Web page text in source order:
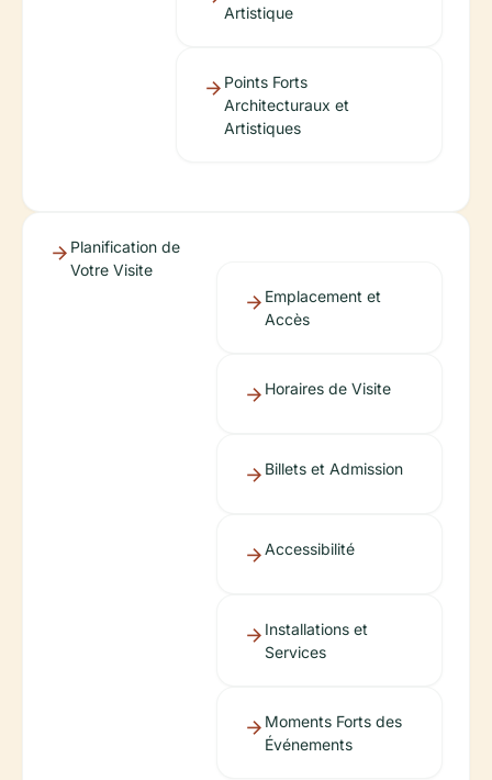
Artistique
Points Forts
Architecturaux et
Artistiques
Planification de
Votre Visite
Emplacement et
Accès
Horaires de Visite
Billets et Admission
Accessibilité
Installations et
Services
Moments Forts des
Événements